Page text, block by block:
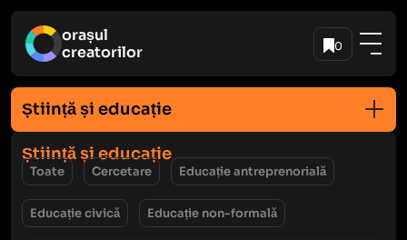
orașul
creatorilor
0
Știință și educație
Știință și educație
Toate Cercetare Educație antreprenorială
Educație civică Educație non-formală